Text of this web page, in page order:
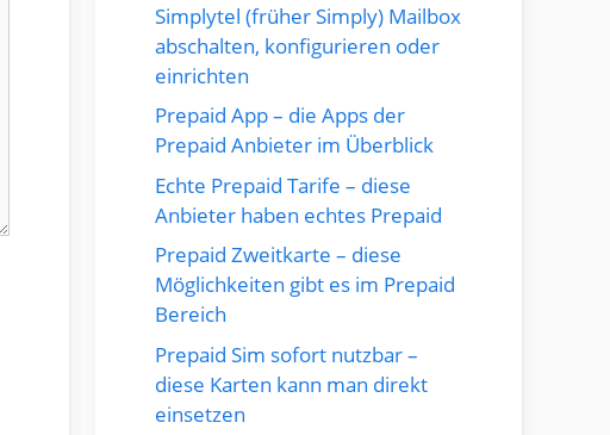
Simplytel (früher Simply) Mailbox
abschalten, konfigurieren oder
einrichten
Prepaid App – die Apps der
Prepaid Anbieter im Überblick
Echte Prepaid Tarife – diese
Anbieter haben echtes Prepaid
Prepaid Zweitkarte – diese
Möglichkeiten gibt es im Prepaid
Bereich
Prepaid Sim sofort nutzbar –
diese Karten kann man direkt
einsetzen